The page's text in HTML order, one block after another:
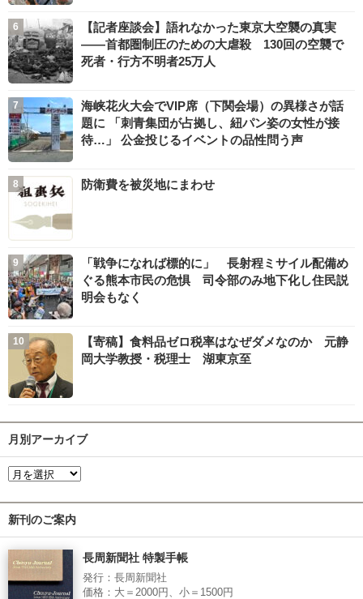
【記者座談会】語れなかった東京大空襲の真実
――首都圏制圧のための大虐殺 130回の空襲で
死者・行方不明者25万人
海峡花火大会でVIP席（下関会場）の異様さが話
題に 「刺青集団が占拠し、紐パン姿の女性が接
待…」 公金投じるイベントの品性問う声
防衛費を被災地にまわせ
「戦争になれば標的に」 長射程ミサイル配備め
ぐる熊本市民の危惧 司令部のみ地下化し住民説
明会もなく
【寄稿】食料品ゼロ税率はなぜダメなのか 元静
岡大学教授・税理士 湖東京至
月別アーカイブ
新刊のご案内
長周新聞社 特製手帳
発行：長周新聞社
価格：大＝2000円、小＝1500円